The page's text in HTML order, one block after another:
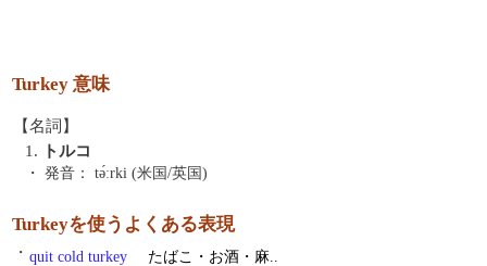
Turkey 意味
【名詞】
1.
トルコ
・ 発音： tə́ːrki (米国/英国)
Turkeyを使うよくある表現
・ quit cold turkey たばこ・お酒・麻..